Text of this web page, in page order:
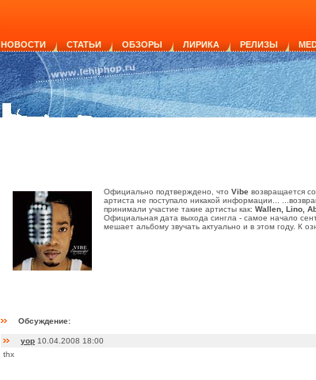
НОВОСТИ СТАТЬИ ОБЗОРЫ ЛИРИКА РЕЛИЗЫ
Официально подтверждено, что Vibe возвращается
артиста не поступало никакой информации...
принимали участие такие артисты как: Wallen, Lino,
Официальная дата выхода сингла - самое начало
мешает альбому звучать актуально и в этом году. К
Обсуждение:
yop 10.04.2008 18:00
thx